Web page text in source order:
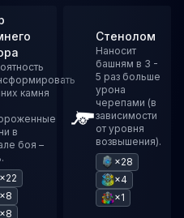
камня
в
боя –
×22
×8
×8
Стенолом
Наносит
башням в 3 -
5 раз больше
урона
черепами (в
зависимости
от уровня
возвышения).
×28
×4
×1